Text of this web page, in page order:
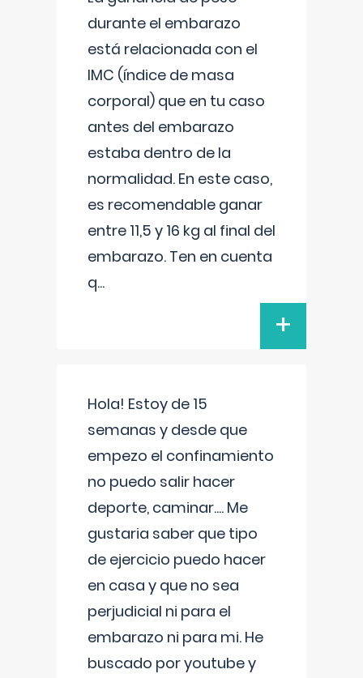
durante el embarazo
está relacionada con el
IMC (índice de masa
corporal) que en tu caso
antes del embarazo
estaba dentro de la
normalidad. En este caso,
es recomendable ganar
entre 11,5 y 16 kg al final del
embarazo. Ten en cuenta
q...
+
Hola! Estoy de 15
semanas y desde que
empezo el confinamiento
no puedo salir hacer
deporte, caminar.... Me
gustaria saber que tipo
de ejercicio puedo hacer
en casa y que no sea
perjudicial ni para el
embarazo ni para mi. He
buscado por youtube y